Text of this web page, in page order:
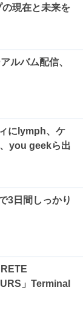
現在と未来を
ルバム配信、
にlymph、ケ
you geekら出
3日間しっかり
」Terminal